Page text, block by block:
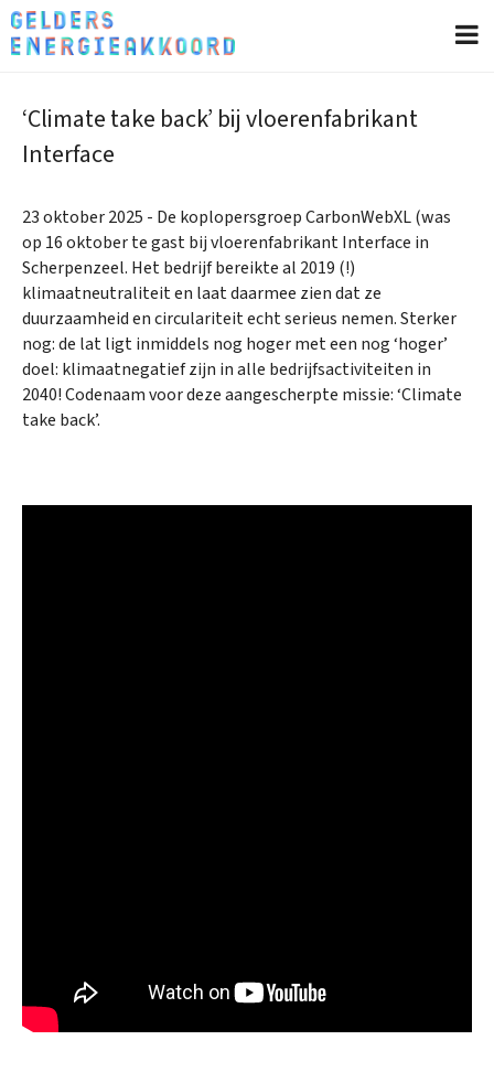
‘Climate take back’ bij vloerenfabrikant
Interface
23 oktober 2025 - De koplopersgroep CarbonWebXL (was
op 16 oktober te gast bij vloerenfabrikant Interface in
Scherpenzeel. Het bedrijf bereikte al 2019 (!)
klimaatneutraliteit en laat daarmee zien dat ze
duurzaamheid en circulariteit echt serieus nemen. Sterker
nog: de lat ligt inmiddels nog hoger met een nog ‘hoger’
doel: klimaatnegatief zijn in alle bedrijfsactiviteiten in
2040! Codenaam voor deze aangescherpte missie: ‘Climate
take back’.